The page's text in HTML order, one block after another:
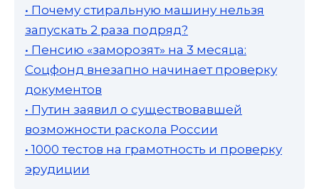
• Почему стиральную машину нельзя
запускать 2 раза подряд?
• Пенсию «заморозят» на 3 месяца:
Соцфонд внезапно начинает проверку
документов
• Путин заявил о существовавшей
возможности раскола России
• 1000 тестов на грамотность и проверку
эрудиции